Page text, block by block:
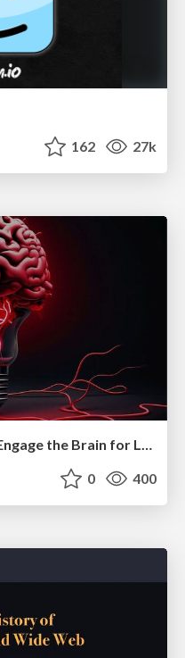
162 27k
Primal Persuasion: How to Engage the Brain for Learning That Lasts
0 400